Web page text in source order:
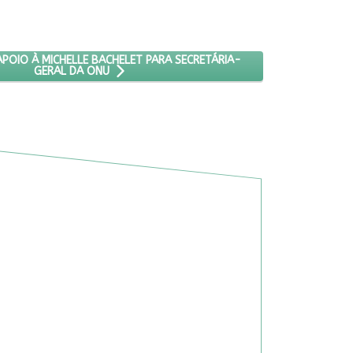
CUBANAS
LULA ANUNCIA APOIO À MICHELLE BACHELET PARA SECRETÁRIA-
À MICHELLE BACHELET PARA SECRETÁRIA-
GERAL DA ONU